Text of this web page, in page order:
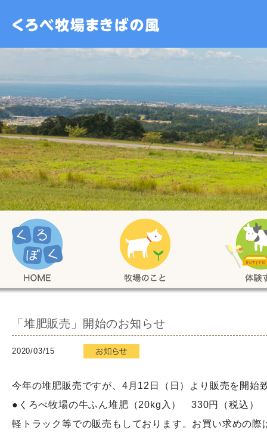
「堆肥販売」開始のお知らせ
2020/03/15
今年の堆肥販売ですが、4月12日（日）より販売を開始
●くろべ牧場の牛ふん堆肥（20kg入） 330円（税込）
軽トラック等での販売もしております。お買い求めの際